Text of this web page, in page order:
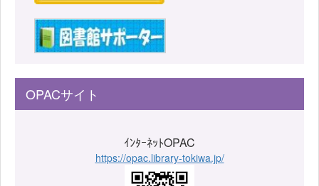
OPACサイト
ｲﾝﾀｰﾈｯﾄOPAC
https://opac.library-tokiwa.jp/